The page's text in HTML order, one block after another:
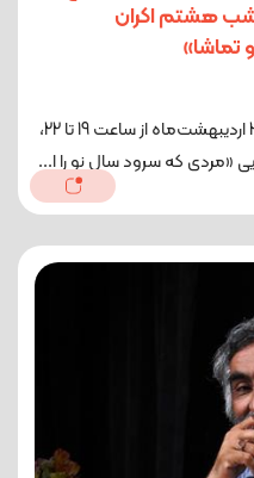
شب هشتم اکران
تماشا»
شب هشتم این فصل، چهارشنبه 30 اردیبهشت‌ماه از ساعت 19 تا 22،
«مردی که سرود سال نو را ا...